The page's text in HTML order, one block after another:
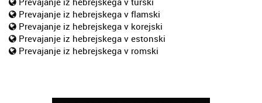
Prevajanje iz hebrejskega v flamski
Prevajanje iz hebrejskega v korejski
Prevajanje iz hebrejskega v estonski
Prevajanje iz hebrejskega v romski